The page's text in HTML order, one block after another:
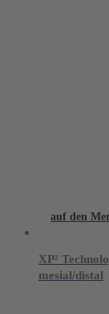
auf den
XP²
mesial/distal